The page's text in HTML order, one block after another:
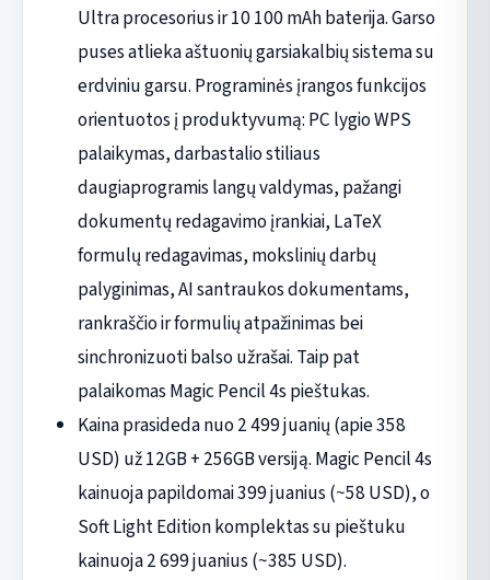
Ultra procesorius ir 10 100 mAh baterija. Garso
puses atlieka aštuonių garsiakalbių sistema su
erdviniu garsu. Programinės įrangos funkcijos
orientuotos į produktyvumą: PC lygio WPS
palaikymas, darbastalio stiliaus
daugiaprogramis langų valdymas, pažangi
dokumentų redagavimo įrankiai, LaTeX
formulų redagavimas, mokslinių darbų
palyginimas, AI santraukos dokumentams,
rankraščio ir formulių atpažinimas bei
sinchronizuoti balso užrašai. Taip pat
palaikomas Magic Pencil 4s pieštukas.
Kaina prasideda nuo 2 499 juanių (apie 358
USD) už 12GB + 256GB versiją. Magic Pencil 4s
kainuoja papildomai 399 juanius (~58 USD), o
Soft Light Edition komplektas su pieštuku
kainuoja 2 699 juanius (~385 USD).